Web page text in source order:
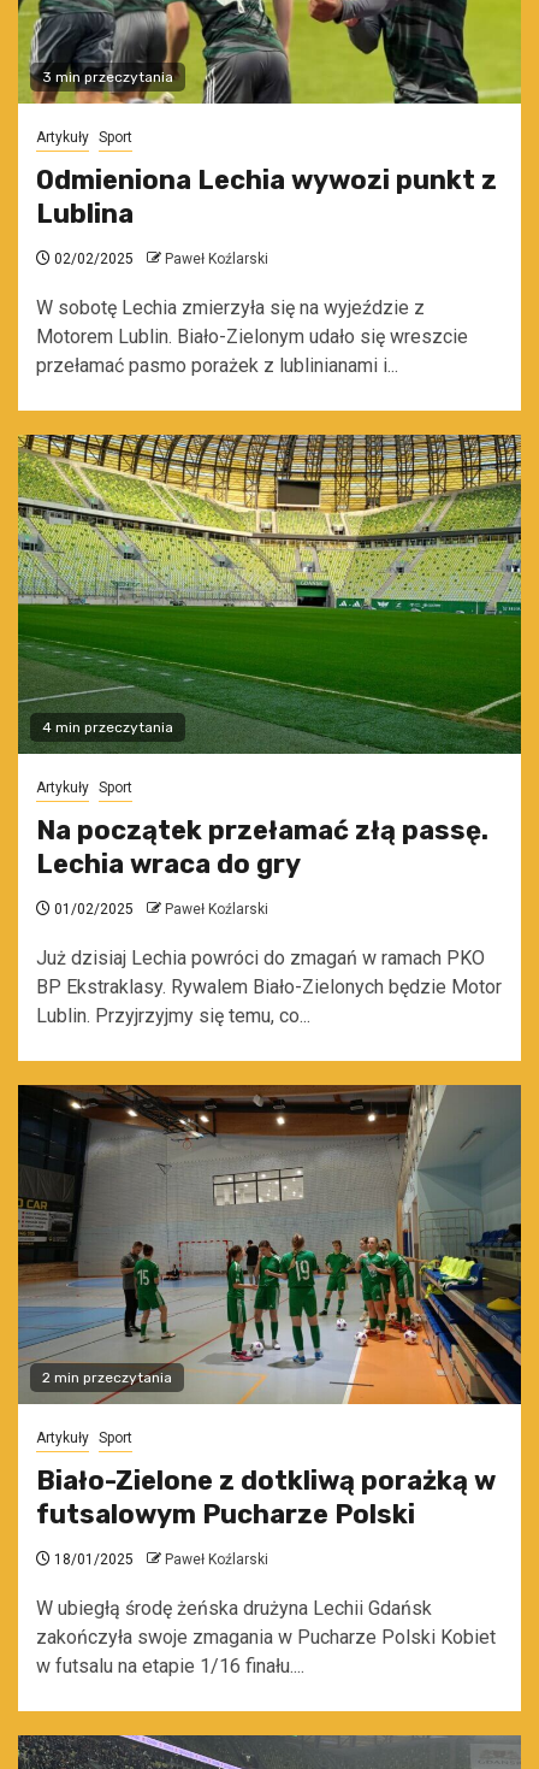
3 min przeczytania
Artykuły Sport
Odmieniona Lechia wywozi punkt z
Lublina
02/02/2025 Paweł Koźlarski
W sobotę Lechia zmierzyła się na wyjeździe z
Motorem Lublin. Biało-Zielonym udało się wreszcie
przełamać pasmo porażek z lublinianami i...
4 min przeczytania
Artykuły Sport
Na początek przełamać złą passę.
Lechia wraca do gry
01/02/2025 Paweł Koźlarski
Już dzisiaj Lechia powróci do zmagań w ramach PKO
BP Ekstraklasy. Rywalem Biało-Zielonych będzie Motor
Lublin. Przyjrzyjmy się temu, co...
2 min przeczytania
Artykuły Sport
Biało-Zielone z dotkliwą porażką w
futsalowym Pucharze Polski
18/01/2025 Paweł Koźlarski
W ubiegłą środę żeńska drużyna Lechii Gdańsk
zakończyła swoje zmagania w Pucharze Polski Kobiet
w futsalu na etapie 1/16 finału....